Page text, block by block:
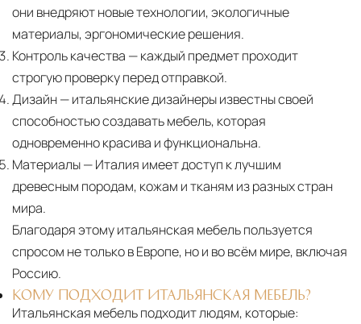
они внедряют новые технологии, экологичные
материалы, эргономические решения.
Контроль качества — каждый предмет проходит
строгую проверку перед отправкой.
Дизайн— итальянские дизайнеры известны своей
способностью создавать мебель, которая
одновременно красива и функциональна.
Материалы— Италия имеет доступ к лучшим
древесным породам, кожам и тканям из разных стран
мира.
Благодаря этому итальянская мебель пользуется
спросом не только в Европе, но и во всём мире, включая
Россию.
КОМУ ПОДХОДИТ ИТАЛЬЯНСКАЯ МЕБЕЛЬ?
Итальянская мебель подходит людям, которые: